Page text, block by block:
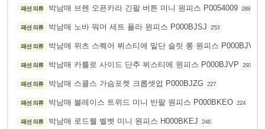
패션 의류 박남매 브렌 오픈카라 긴팔 버튼 미니 원피스 P0054009 288
패션 의류 박남매 노바 워머 세트 폴라 원피스 P000BJSJ 253
패션 의류 박남매 위츠 스퀘어 뷔스티에 밑단 슬릿 롱 원피스 P000BJVQ
패션 의류 박남매 카를로 사이드 단추 뷔스티에 원피스 P000BJVP 293
패션 의류 박남매 스콜스 가슴포켓 크롭셋업 P000BJZG 227
패션 의류 박남매 블레이스 트위드 미니 반팔 원피스 P000BKEO 224
패션 의류 박남매 로드웰 벨벳 미니 원피스 H000BKEJ 246